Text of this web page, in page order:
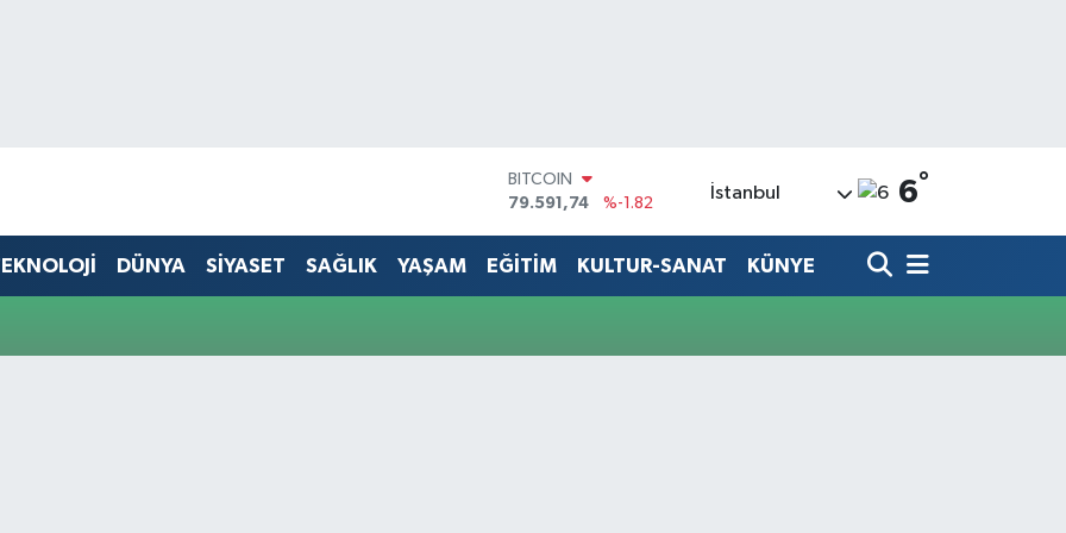
BITCOIN
79.591,74
%-1.82
45,43620
EURO
53,38690
%0.19
İstanbul 6°
DÜNYA SİYASET SAĞLIK YAŞAM EĞİTİM KULTUR-SANAT KÜNYE